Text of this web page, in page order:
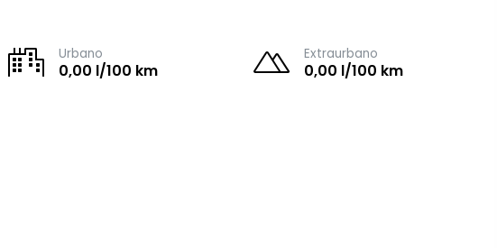
Urbano
0,00 l/100 km
Extraurbano
0,00 l/100 km